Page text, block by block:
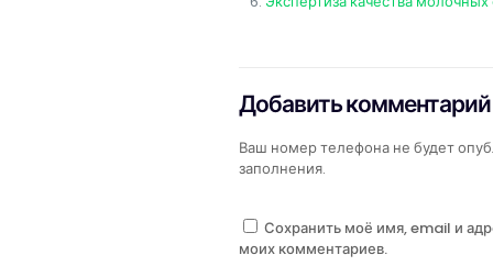
Добавить комментарий
Ваш номер телефона не будет
заполнения.
Сохранить моё имя, email и
моих комментариев.